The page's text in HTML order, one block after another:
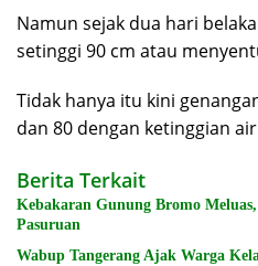
Namun sejak dua hari
setinggi 90 cm atau
Tidak hanya itu kini
dan 80 dengan ketinggian
Berita Terkait
Kebakaran Gunung Bromo
Pasuruan
Wabup Tangerang Ajak Warga